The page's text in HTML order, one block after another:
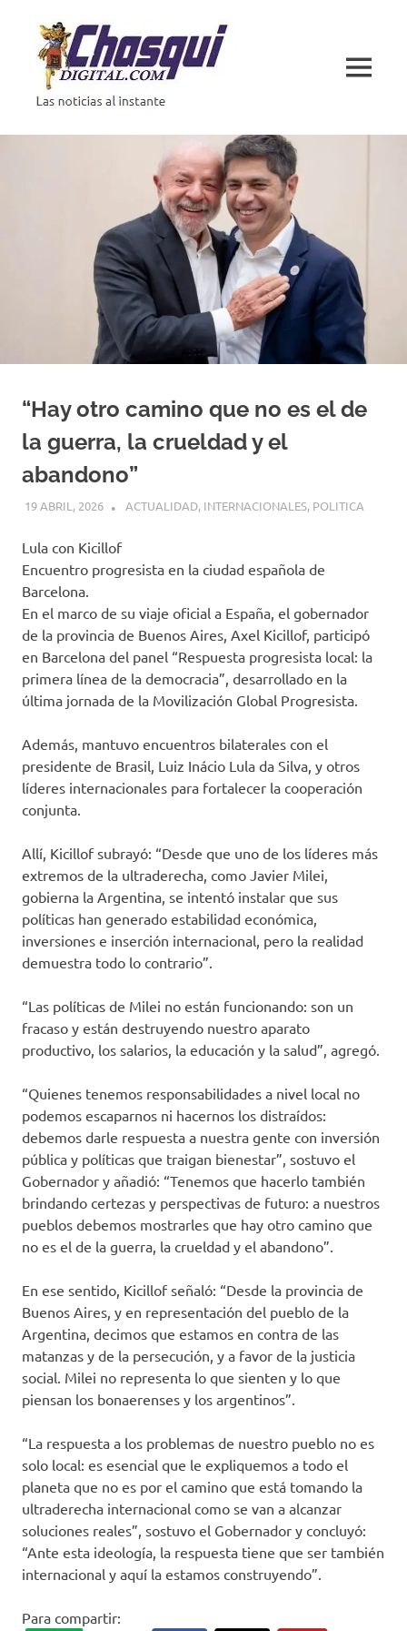
contenido
MENÚ
“Hay otro camino que no es el de
la guerra, la crueldad y el
abandono”
19 ABRIL, 2026 H P
ACTUALIDAD, INTERNACIONALES, POLITICA
Lula con Kicillof
Encuentro progresista en la ciudad española de
Barcelona.
En el marco de su viaje oficial a España, el gobernador
de la provincia de Buenos Aires, Axel Kicillof, participó
en Barcelona del panel “Respuesta progresista local: la
primera línea de la democracia”, desarrollado en la
última jornada de la Movilización Global Progresista.
Además, mantuvo encuentros bilaterales con el
presidente de Brasil, Luiz Inácio Lula da Silva, y otros
líderes internacionales para fortalecer la cooperación
conjunta.
Allí, Kicillof subrayó: “Desde que uno de los líderes más
extremos de la ultraderecha, como Javier Milei,
gobierna la Argentina, se intentó instalar que sus
políticas han generado estabilidad económica,
inversiones e inserción internacional, pero la realidad
demuestra todo lo contrario”.
“Las políticas de Milei no están funcionando: son un
fracaso y están destruyendo nuestro aparato
productivo, los salarios, la educación y la salud”, agregó.
“Quienes tenemos responsabilidades a nivel local no
podemos escaparnos ni hacernos los distraídos:
debemos darle respuesta a nuestra gente con inversión
pública y políticas que traigan bienestar”, sostuvo el
Gobernador y añadió: “Tenemos que hacerlo también
brindando certezas y perspectivas de futuro: a nuestros
pueblos debemos mostrarles que hay otro camino que
no es el de la guerra, la crueldad y el abandono”.
En ese sentido, Kicillof señaló: “Desde la provincia de
Buenos Aires, y en representación del pueblo de la
Argentina, decimos que estamos en contra de las
matanzas y de la persecución, y a favor de la justicia
social. Milei no representa lo que sienten y lo que
piensan los bonaerenses y los argentinos”.
“La respuesta a los problemas de nuestro pueblo no es
solo local: es esencial que le expliquemos a todo el
planeta que no es por el camino que está tomando la
ultraderecha internacional como se van a alcanzar
soluciones reales”, sostuvo el Gobernador y concluyó:
“Ante esta ideología, la respuesta tiene que ser también
internacional y aquí la estamos construyendo”.
Para compartir: